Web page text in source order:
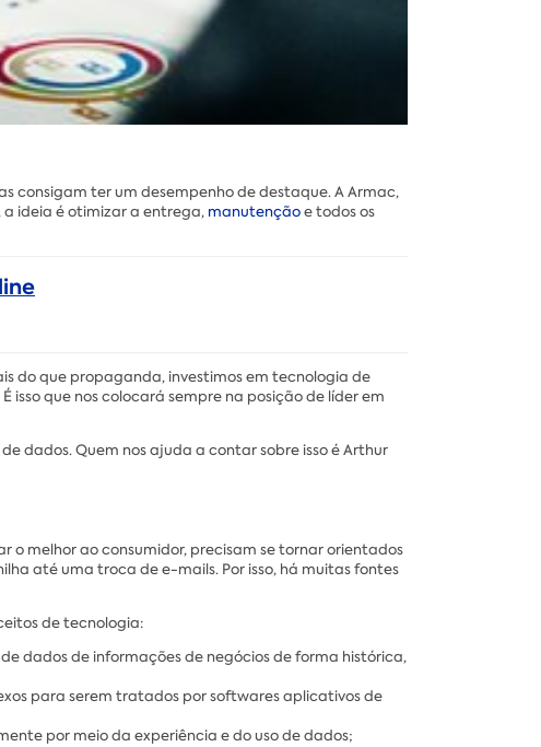
consigam ter um desempenho de destaque. A Armac,
a ideia é otimizar a entrega, manutençãoe todos os
do que propaganda, investimos em tecnologia de
isso que nos colocará sempre na posição de líder em
dados. Quem nos ajuda a contar sobre isso é Arthur
o melhor ao consumidor, precisam se tornar orientados
até uma troca de e-mails. Por isso, há muitas fontes
de tecnologia:
dados de informações de negócios de forma histórica,
para serem tratados por softwares aplicativos de
por meio da experiência e do uso de dados;